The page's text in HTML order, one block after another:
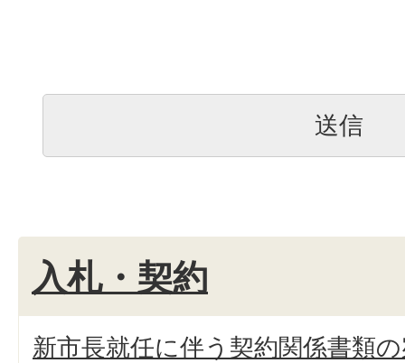
入札・契約
新市長就任に伴う契約関係書類